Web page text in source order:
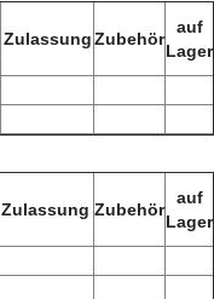
ZulassungZubehör
auf
Lager
Zulassung Zubehör
auf
Lager